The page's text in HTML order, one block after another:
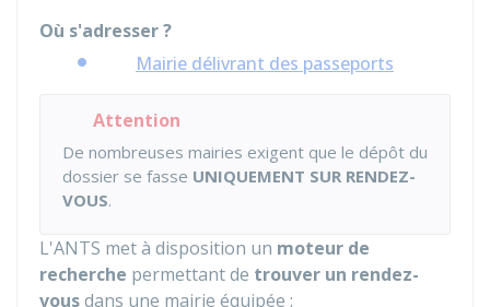
Où s'adresser ?
Mairie délivrant des passeports
Attention
De nombreuses mairies exigent que le dépôt du
dossier se fasse UNIQUEMENT SUR RENDEZ-
VOUS.
L'ANTS met à disposition un moteur de
recherche permettant de trouver un rendez-
vousdans une mairie équipée :